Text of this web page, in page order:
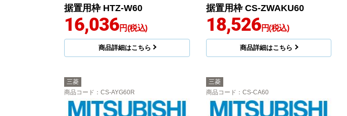
据置用枠 HTZ-W60
16,036円(税込)
商品詳細はこちら
据置用枠 CS-ZWAKU60
18,526円(税込)
商品詳細はこちら
三菱
商品コード ：CS-AYG60R
三菱
商品コード ：CS-CA60